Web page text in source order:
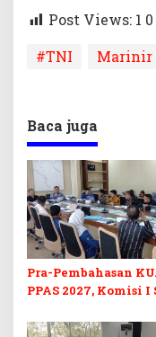
Post Views: 1 0
#TNI
Marinir
Baca juga
Pra-Pembahasan
PPAS 2027, Komisi I
Berkelanjutan